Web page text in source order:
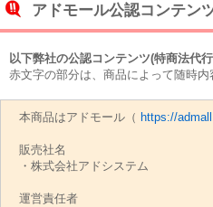
アドモール公認コンテン
以下弊社の公認コンテンツ(特商法代
赤文字の部分は、商品によって随時内
本商品はアドモール（ https://
販売社名
・株式会社アドシステム
運営責任者